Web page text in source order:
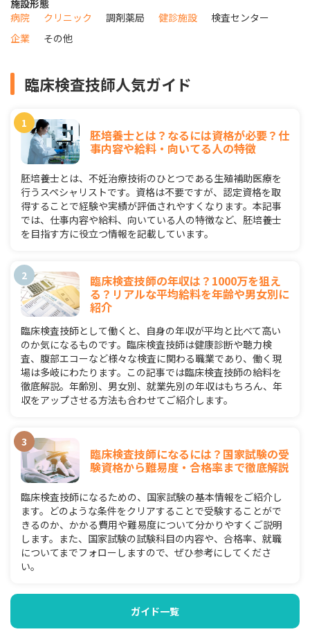
施設形態
病院
クリニック 調剤薬局 健診施設
検査センター
企業
その他
臨床検査技師人気ガイド
胚培養士とは？なるには資格が必要？仕
事内容や給料・向いてる人の特徴
胚培養士とは、不妊治療技術のひとつである生殖補助医療を
行うスペシャリストです。資格は不要ですが、認定資格を取
得することで経験や実績が評価されやすくなります。本記事
では、仕事内容や給料、向いている人の特徴など、胚培養士
を目指す方に役立つ情報を記載しています。
臨床検査技師の年収は？1000万を狙え
る？リアルな平均給料を年齢や男女別に
紹介
臨床検査技師として働くと、自身の年収が平均と比べて高い
のか気になるものです。臨床検査技師は健康診断や聴力検
査、腹部エコーなど様々な検査に関わる職業であり、働く現
場は多岐にわたります。この記事では臨床検査技師の給料を
徹底解説。年齢別、男女別、就業先別の年収はもちろん、年
収をアップさせる方法も合わせてご紹介します。
臨床検査技師になるには？国家試験の受
験資格から難易度・合格率まで徹底解説
臨床検査技師になるための、国家試験の基本情報をご紹介し
ます。どのような条件をクリアすることで受験することがで
きるのか、かかる費用や難易度について分かりやすくご説明
します。また、国家試験の試験科目の内容や、合格率、就職
についてまでフォローしますので、ぜひ参考にしてくださ
い。
ガイド一覧